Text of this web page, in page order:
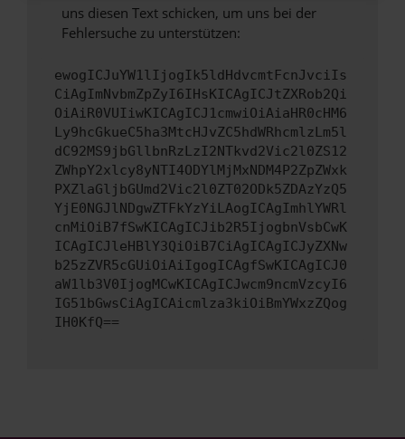
uns diesen Text schicken, um uns bei der
Fehlersuche zu unterstützen:
ewogICJuYW1lIjogIk5ldHdvcmtFcnJvciIs
CiAgImNvbmZpZyI6IHsKICAgICJtZXRob2Qi
OiAiR0VUIiwKICAgICJ1cmwiOiAiaHR0cHM6
Ly9hcGkueC5ha3MtcHJvZC5hdWRhcmlzLm5l
dC92MS9jbGllbnRzLzI2NTkvd2Vic2l0ZS12
ZWhpY2xlcy8yNTI4ODYlMjMxNDM4P2ZpZWxk
PXZlaGljbGUmd2Vic2l0ZT02ODk5ZDAzYzQ5
YjE0NGJlNDgwZTFkYzYiLAogICAgImhlYWRl
cnMiOiB7fSwKICAgICJib2R5IjogbnVsbCwK
ICAgICJleHBlY3QiOiB7CiAgICAgICJyZXNw
b25zZVR5cGUiOiAiIgogICAgfSwKICAgICJ0
aW1lb3V0IjogMCwKICAgICJwcm9ncmVzcyI6
IG51bGwsCiAgICAicmlza3kiOiBmYWxzZQog
IH0KfQ==